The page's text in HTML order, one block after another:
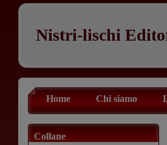
Nistri-lischi
Home Chi siamo
Collane